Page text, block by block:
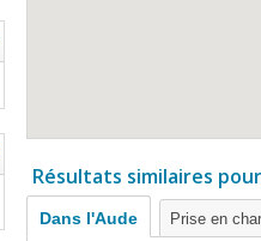
Résultats similaires
Dans l'Aude Prise en